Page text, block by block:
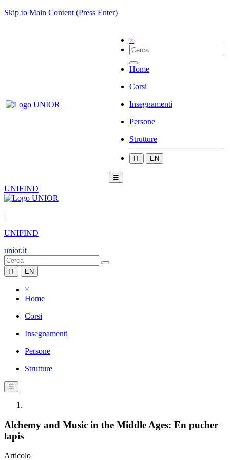
Skip to Main Content (Press Enter)
×
Home
Corsi
Insegnamenti
Persone
Strutture
IT EN
☰
UNIFIND
|
UNIFIND
unior.it
IT EN
×
Home
Corsi
Insegnamenti
Persone
Strutture
☰
Alchemy and Music in the Middle Ages: En pucher
lapis
Articolo